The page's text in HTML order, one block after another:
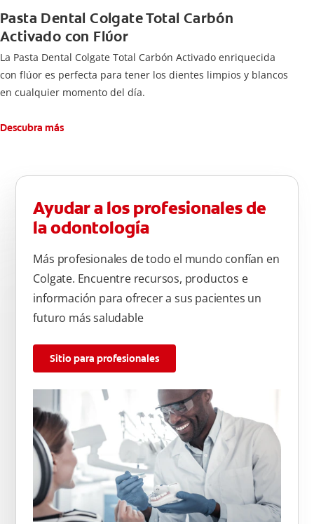
Pasta Dental Colgate Total Carbón
Activado con Flúor
La Pasta Dental Colgate Total Carbón Activado enriquecida
con flúor es perfecta para tener los dientes limpios y blancos
en cualquier momento del día.
Descubra más
Ayudar a los profesionales de
la odontología
Más profesionales de todo el mundo confían en
Colgate. Encuentre recursos, productos e
información para ofrecer a sus pacientes un
futuro más saludable
Sitio para profesionales